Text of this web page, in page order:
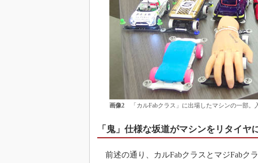
画像2「カルFabクラス」に出場したマシンの一部
「鬼」仕様な坂道がマシンをリタイヤ
前述の通り、カルFabクラスとマジFabク